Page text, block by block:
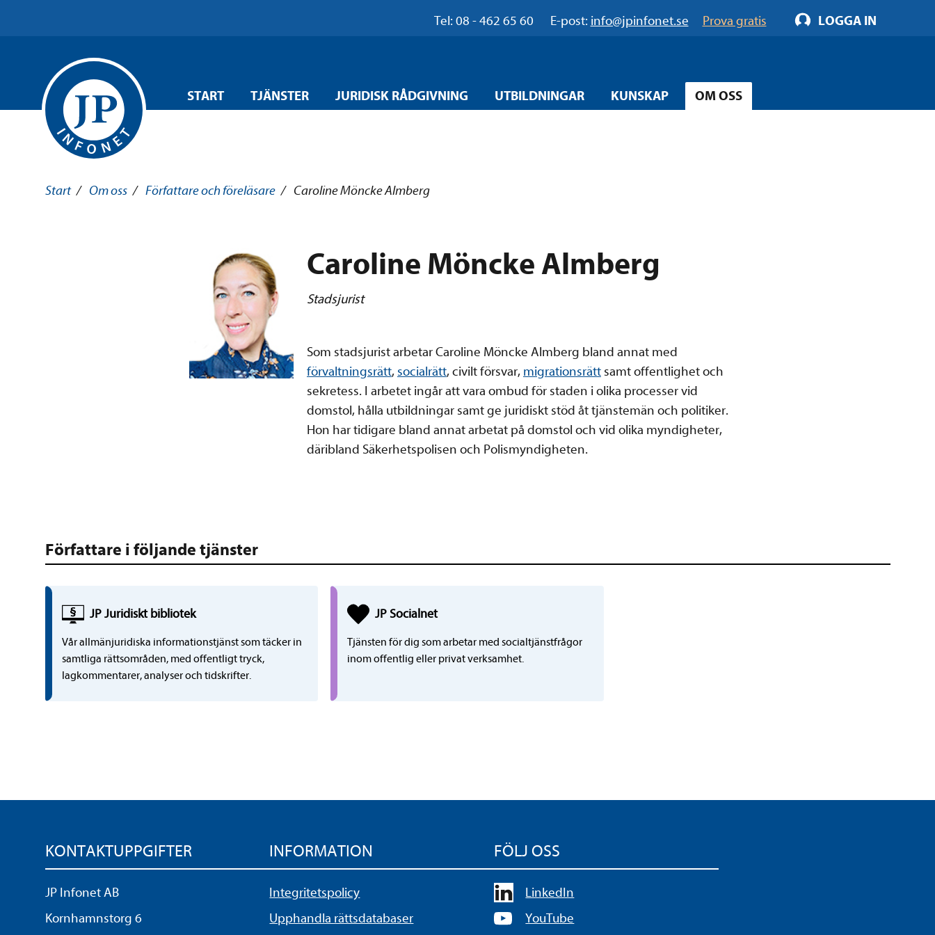
Tel: 08 - 462 65 60 E-post: info@jpinfonet.se Prova gratis LOGGA IN
START TJÄNSTER JURIDISK RÅDGIVNING UTBILDNINGAR KUNSKAP OM OSS
Start / Om oss / Författare och föreläsare / Caroline Möncke Almberg
Caroline Möncke Almberg
Stadsjurist
Som stadsjurist arbetar Caroline Möncke Almberg bland annat med
förvaltningsrätt,socialrätt, civilt försvar, migrationsrätt samt offentlighet och
sekretess. I arbetet ingår att vara ombud för staden i olika processer vid
domstol, hålla utbildningar samt ge juridiskt stöd åt tjänstemän och politiker.
Hon har tidigare bland annat arbetat på domstol och vid olika myndigheter,
däribland Säkerhetspolisen och Polismyndigheten.
Författare i följande tjänster
JP Juridiskt bibliotek
Vår allmänjuridiska informationstjänst som täcker in
samtliga rättsområden, med offentligt tryck,
lagkommentarer, analyser och tidskrifter.
JPSocialnet
Tjänsten för dig som arbetar med socialtjänstfrågor
inom offentlig eller privat verksamhet.
KONTAKTUPPGIFTER
JP Infonet AB
Kornhamnstorg 6
INFORMATION
Integritetspolicy
Upphandla rättsdatabaser
FÖLJ OSS
LinkedIn
YouTube